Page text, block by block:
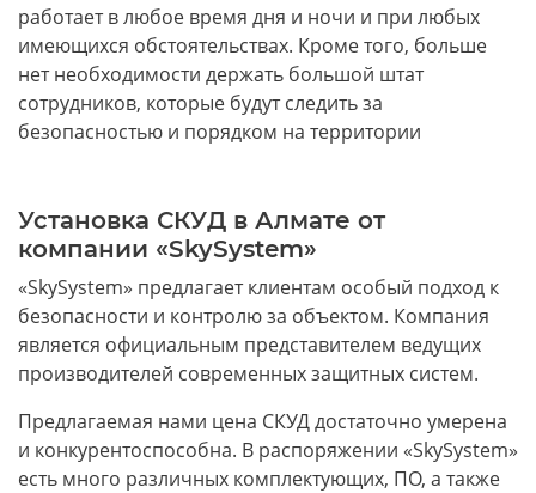
работает в любое время дня и ночи и при любых
имеющихся обстоятельствах. Кроме того, больше
нет необходимости держать большой штат
сотрудников, которые будут следить за
безопасностью и порядком на территории
Установка СКУД в Алмате от
компании «SkySystem»
«SkySystem» предлагает клиентам особый подход к
безопасности и контролю за объектом. Компания
является официальным представителем ведущих
производителей современных защитных систем.
Предлагаемая нами цена СКУД достаточно умерена
и конкурентоспособна. В распоряжении «SkySystem»
есть много различных комплектующих, ПО, а также